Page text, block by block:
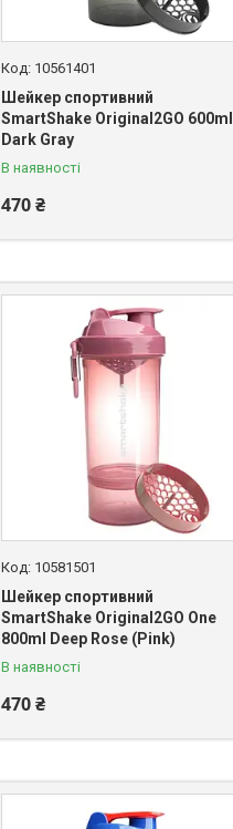
10561401
Шейкер спортивний
SmartShake Original2GO 600ml
Dark Gray
В наявності
470 ₴
10581501
Шейкер спортивний
SmartShake Original2GO One
800ml Deep Rose (Pink)
В наявності
470 ₴